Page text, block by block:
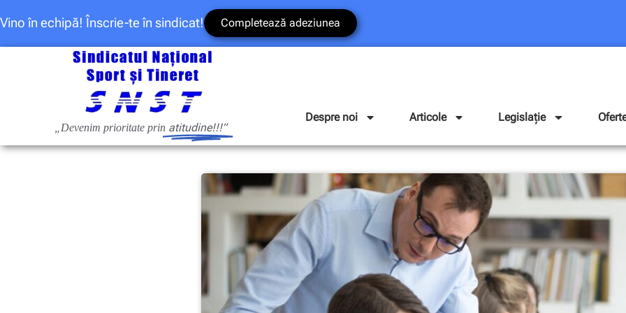
Vino în echipă! Înscrie-te în sindicat! Completează adeziunea
„Devenim prioritate prin atitudine!!!”
Despre noi Articole Legislație